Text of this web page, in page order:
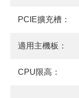
PCIE擴充槽：
適用主機板：
CPU限高：